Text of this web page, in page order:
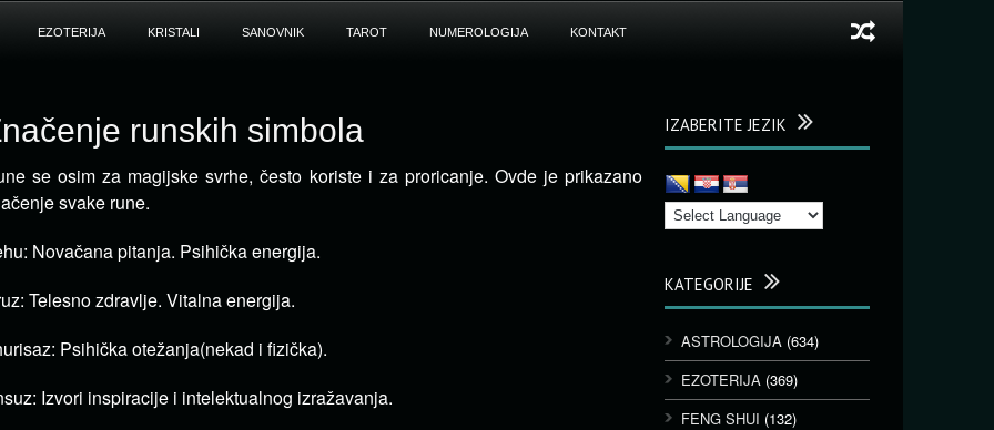
EZOTERIJA KRISTALI SANOVNIK TAROT NUMEROLOGIJA KONTAKT
runskih simbola
se osim za magijske svrhe, često koriste i za proricanje. Ovde je prikazano
svake rune.
Novačana pitanja. Psihička energija.
Telesno zdravlje. Vitalna energija.
Psihička otežanja(nekad i fizička).
Izvori inspiracije i intelektualnog izražavanja.
IZABERITE JEZIK
KATEGORIJE
ASTROLOGIJA (634)
EZOTERIJA (369)
FENG SHUI (132)